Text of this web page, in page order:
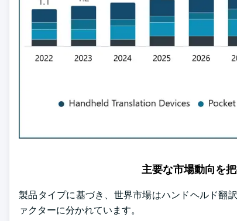
主要な市場動向を
製品タイプに基づき、世界市場はハンドヘルド翻
ァクターに分かれています。